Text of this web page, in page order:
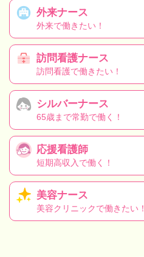
外来ナース
外来で働きたい！
訪問看護ナース
訪問看護で働きたい！
シルバーナース
65歳まで常勤で働く！
応援看護師
短期高収入で働く！
美容ナース
美容クリニックで働きたい！